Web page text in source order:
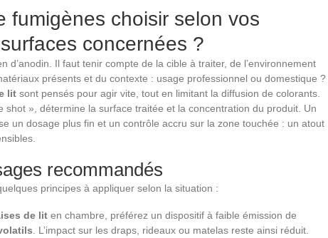
fumigènes choisir selon vos
concernées ?
d’anodin. Il faut tenir compte de la cible à traiter, de l’environnement
présents et du contexte : usage professionnel ou domestique ?
lit sont pensés pour agir vite, tout en limitant la diffusion de colorants.
shot », détermine la surface traitée et la concentration du produit. Un
un dosage plus fin et un contrôle accru sur la zone touchée : un atout
recommandés
principes à appliquer selon la situation :
de lit en chambre, préférez un dispositif à faible émission de
. L’impact sur les draps, rideaux ou matelas reste ainsi réduit.